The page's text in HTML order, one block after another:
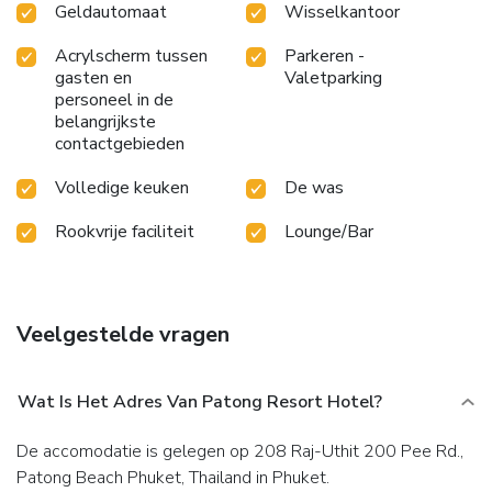
Geldautomaat
Wisselkantoor
Acrylscherm tussen
gasten en
personeel in de
belangrijkste
contactgebieden
Parkeren -
Valetparking
Volledige keuken
De was
Rookvrije faciliteit
Lounge/Bar
Veelgestelde vragen
Wat Is Het Adres Van Patong Resort Hotel?
De accomodatie is gelegen op 208 Raj-Uthit 200 Pee Rd.,
Patong Beach Phuket, Thailand in Phuket.